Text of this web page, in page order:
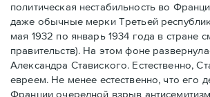
политическая нестабильность во
даже обычные мерки Третьей
мая 1932 по январь 1934 года в стране
правительств). На этом фоне
Александра Ставиского. Естественно,
евреем. Не менее естественно, что его
Франции очередной взрыв